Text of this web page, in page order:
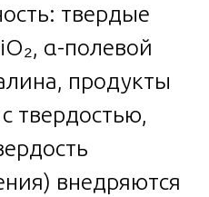
твердые
α-полевой
продукты
твердостью,
внедряются